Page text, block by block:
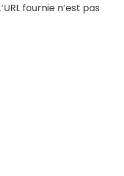
fournie n’est pas